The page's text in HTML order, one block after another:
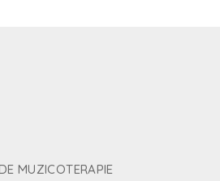
MUZICOTERAPIE